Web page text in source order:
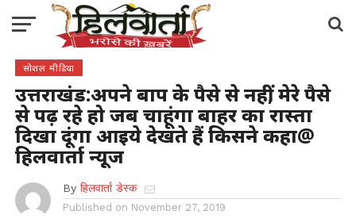
सोशल मीडिया
उत्तराखंड:अपने बाप के पैसे से नहीं, मेरे पैसे
से पढ़ रहे हो जब चाहूंगा बाहर का रास्ता
दिखा दूंगा आइये देखते हैं किसने कहा@
हिलवार्ता न्यूज
By हिलवार्ता डेस्क
Published on November 27, 2019